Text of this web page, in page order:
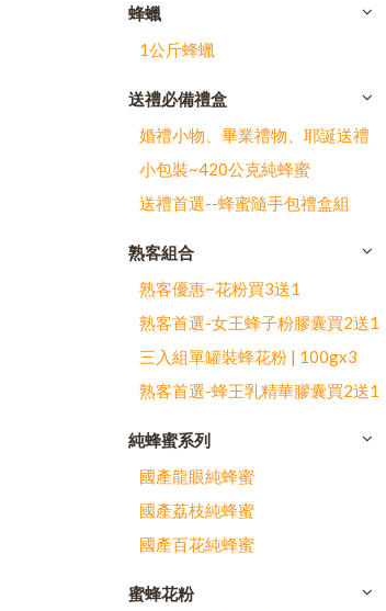
蜂蠟
1公斤蜂蠟
送禮必備禮盒
婚禮小物、畢業禮物、耶誕送禮
小包裝~420公克純蜂蜜
送禮首選--蜂蜜隨手包禮盒組
熟客組合
熟客優惠~花粉買3送1
熟客首選-女王蜂子粉膠囊買2送1
三入組單罐裝蜂花粉 | 100gx3
熟客首選-蜂王乳精華膠囊買2送1
純蜂蜜系列
國產龍眼純蜂蜜
國產荔枝純蜂蜜
國產百花純蜂蜜
蜜蜂花粉